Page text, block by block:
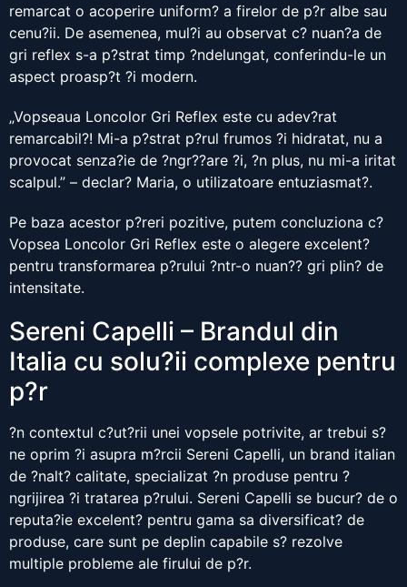
remarcat o acoperire uniform? a firelor de p?r albe sau
cenu?ii. De asemenea, mul?i au observat c? nuan?a de
gri reflex s-a p?strat timp ?ndelungat, conferindu-le un
aspect proasp?t ?i modern.
„Vopseaua Loncolor Gri Reflex este cu adev?rat
remarcabil?! Mi-a p?strat p?rul frumos ?i hidratat, nu a
provocat senza?ie de ?ngr??are ?i, ?n plus, nu mi-a iritat
scalpul.” – declar? Maria, o utilizatoare entuziasmat?.
Pe baza acestor p?reri pozitive, putem concluziona c?
Vopsea Loncolor Gri Reflex este o alegere excelent?
pentru transformarea p?rului ?ntr-o nuan?? gri plin? de
intensitate.
Sereni Capelli – Brandul din
Italia cu solu?ii complexe pentru
p?r
?n contextul c?ut?rii unei vopsele potrivite, ar trebui s?
ne oprim ?i asupra m?rcii Sereni Capelli, un brand italian
de ?nalt? calitate, specializat ?n produse pentru ?
ngrijirea ?i tratarea p?rului. Sereni Capelli se bucur? de o
reputa?ie excelent? pentru gama sa diversificat? de
produse, care sunt pe deplin capabile s? rezolve
multiple probleme ale firului de p?r.